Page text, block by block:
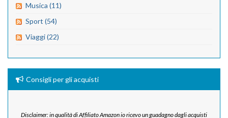
Musica (11)
Sport (54)
Viaggi (22)
Consigli per gli acquisti
Disclaimer: in qualità di Affiliato Amazon io ricevo un guadagno dagli acquisti